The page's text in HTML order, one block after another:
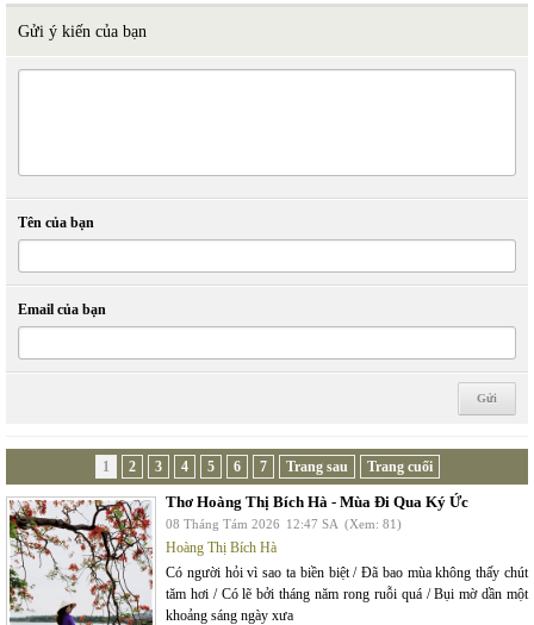
Gửi ý kiến của bạn
Tên của bạn
Email của bạn
1 2 3 4 5 6 7 Trang sau Trang cuối
Thơ Hoàng Thị Bích Hà - Mùa Đi Qua Ký Ức
08 Tháng Tám 2026 12:47 SA (Xem: 81)
Hoàng Thị Bích Hà
Có người hỏi vì sao ta biền biệt / Đã bao mùa không thấy chút
tăm hơi / Có lẽ bởi tháng năm rong ruỗi quá / Bụi mờ dần một
khoảng sáng ngày xưa